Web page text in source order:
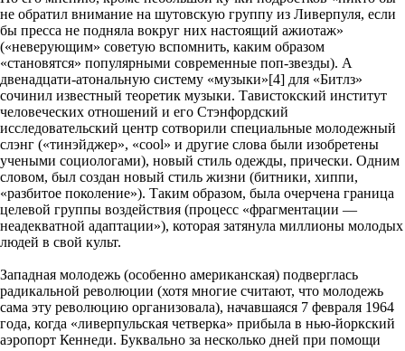
не обратил внимание на шутовскую группу из Ливерпуля, если
бы пресса не подняла вокруг них настоящий ажиотаж»
(«неверующим» советую вспомнить, каким образом
«становятся» популярными современные поп-звезды). А
двенадцати-атональную систему «музыки»[4] для «Битлз»
сочинил известный теоретик музыки. Тавистокский институт
человеческих отношений и его Стэнфордский
исследовательский центр сотворили специальные молодежный
слэнг («тинэйджер», «cool» и другие слова были изобретены
учеными социологами), новый стиль одежды, прически. Одним
словом, был создан новый стиль жизни (битники, хиппи,
«разбитое поколение»). Таким образом, была очерчена граница
целевой группы воздействия (процесс «фрагментации —
неадекватной адаптации»), которая затянула миллионы молодых
людей в свой культ.
Западная молодежь (особенно американская) подверглась
радикальной революции (хотя многие считают, что молодежь
сама эту революцию организовала), начавшаяся 7 февраля 1964
года, когда «ливерпульская четверка» прибыла в нью-йоркский
аэропорт Кеннеди. Буквально за несколько дней при помощи